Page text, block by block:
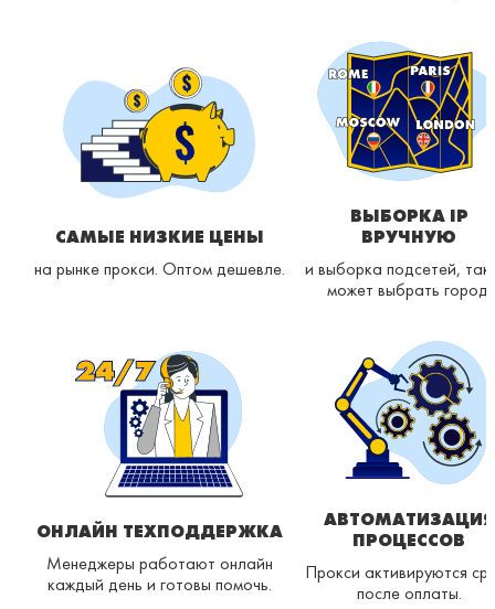
САМЫЕ НИЗКИЕ ЦЕНЫ
на рынке прокси. Оптом дешевле.
ВЫБОРКА IP
ВРУЧНУЮ
и выборка подсетей,
может выбрать город.
ОНЛАЙН ТЕХПОДДЕРЖКА
Менеджеры работают онлайн
каждый день и готовы помочь.
АВТОМАТИЗАЦИЯ
ПРОЦЕССОВ
Прокси активируются
после оплаты.